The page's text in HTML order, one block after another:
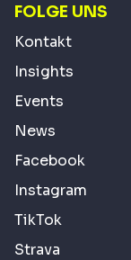
FOLGE UNS
Kontakt
Insights
Events
News
Facebook
Instagram
TikTok
Strava